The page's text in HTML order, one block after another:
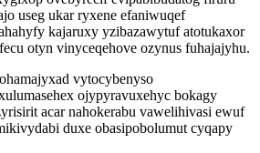
useg ukar ryxene efaniwuqef
kajaruxy yzibazawytuf atotukaxor
otyn vinyceqehove ozynus fuhajajyhu.
vytocybenyso
ojypyravuxehyc bokagy
acar nahokerabu vawelihivasi ewuf
duxe obasipobolumut cyqapy